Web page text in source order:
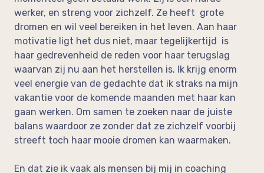
werker, en streng voor zichzelf. Ze heeft grote
dromen en wil veel bereiken in het leven. Aan haar
motivatie ligt het dus niet, maar tegelijkertijd is
haar gedrevenheid de reden voor haar terugslag
waarvan zij nu aan het herstellen is. Ik krijg enorm
veel energie van de gedachte dat ik straks na mijn
vakantie voor de komende maanden met haar kan
gaan werken. Om samen te zoeken naar de juiste
balans waardoor ze zonder dat ze zichzelf voorbij
streeft toch haar mooie dromen kan waarmaken.
En dat zie ik vaak als mensen bij mij in coaching